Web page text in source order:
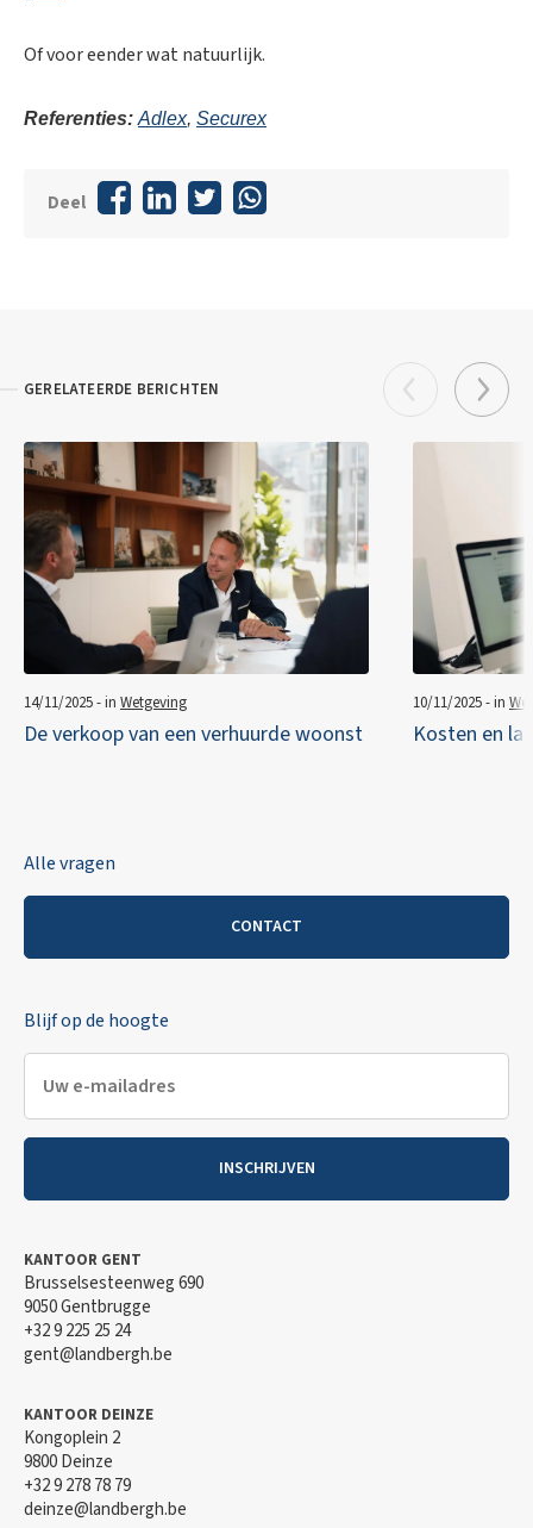
Of voor eender wat natuurlijk.
Referenties: Adlex, Securex
Deel
GERELATEERDE BERICHTEN
14/11/2025 - in Wetgeving
De verkoop van een verhuurde woonst
10/11/2025 - in
Kosten en
Alle vragen
CONTACT
Blijf op de hoogte
INSCHRIJVEN
KANTOOR GENT
Brusselsesteenweg 690
9050 Gentbrugge
+32 9 225 25 24
gent@landbergh.be
KANTOOR DEINZE
Kongoplein 2
9800 Deinze
+32 9 278 78 79
deinze@landbergh.be